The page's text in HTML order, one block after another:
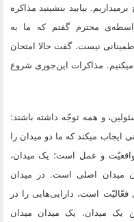
بیایید بنشینید مذاکره
محترم گفتم که ما به
نیست. گفت حالا امتحان
مذاکرات این‌جورى شروع
و همه توجّه داشته باشند:
ایجاب میکند که ما دو میدان را
و عمل است؛ یک میدان،
میدان اصلى است. در میدان
است، دارایى‌هایى را در
یک میدان. یک میدان میدان